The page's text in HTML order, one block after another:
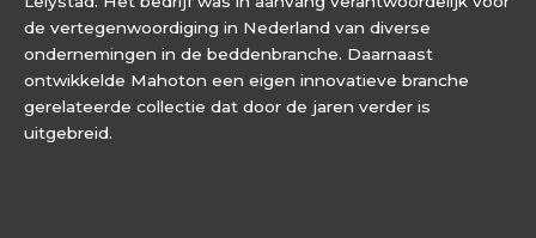
de vertegenwoordiging in Nederland van diverse
ondernemingen in de beddenbranche. Daarnaast
ontwikkelde Mahoton een eigen innovatieve branche
gerelateerde collectie dat door de jaren verder is
uitgebreid.